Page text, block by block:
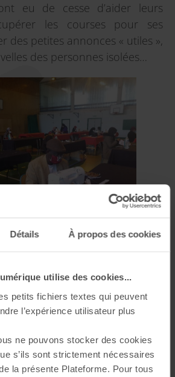
Détails À propos des cookies
utilise des cookies...
petits fichiers textes qui peuvent
l’expérience utilisateur plus
ne pouvons stocker des cookies
s’ils sont strictement nécessaires
la présente Plateforme. Pour tous
eu de cesse d’aider leurs
les courses pour ses
des petites annonces « utiles »,
des personnes isolées…
service ! Sur Mantes-la-Jolie c’est par le
Cœur du Fouta » que nous nous sommes
du territoire sur la confection de 30
cette belle histoire…